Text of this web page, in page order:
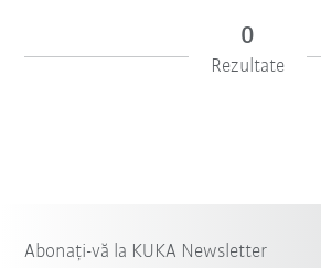
0
Rezultate
Abonați-vă la KUKA Newsletter